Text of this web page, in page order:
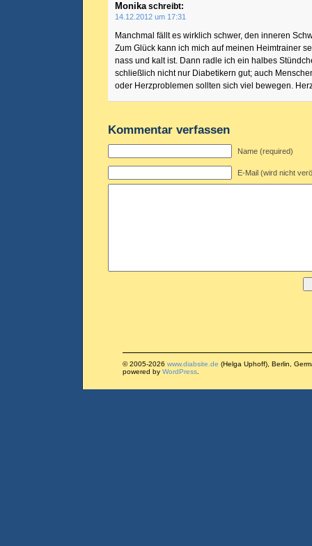
Monikaschreibt:
14.12.2012 um 17:31
Manchmal fällt es wirklich schwer, den inneren
Zum Glück kann ich mich auf meinen Heimtrainer
nass und kalt ist. Dann radle ich ein halbes
schließlich nicht nur Diabetikern gut; auch
oder Herzproblemen sollten sich viel bewegen.
Kommentar verfassen
Name (required)
E-Mail (wird nicht
© 2005-2026 www.diabsite.de (Helga Uphoff), Berlin,
powered by WordPress.